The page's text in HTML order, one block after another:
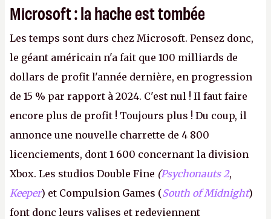
Microsoft : la hache est tombée
Les temps sont durs chez Microsoft. Pensez donc,
le géant américain n'a fait que 100 milliards de
dollars de profit l'année dernière, en progression
de 15 % par rapport à 2024. C'est nul ! Il faut faire
encore plus de profit ! Toujours plus ! Du coup, il
annonce une nouvelle charrette de 4 800
licenciements, dont 1 600 concernant la division
Xbox. Les studios Double Fine (Psychonauts 2,
Keeper) et Compulsion Games (South of Midnight)
font donc leurs valises et redeviennent